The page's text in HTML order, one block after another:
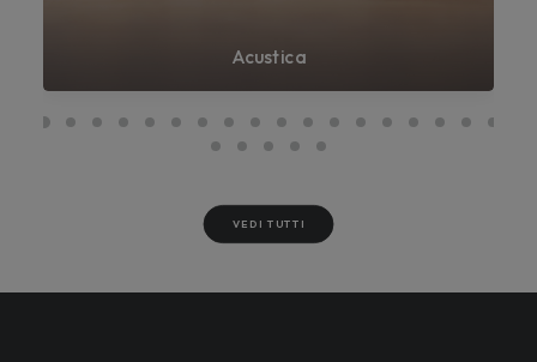
Acustica
VEDI TUTTI